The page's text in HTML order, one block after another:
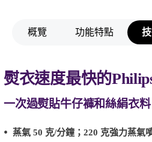
概覽 功能特點
熨衣速度最快的
一次過熨貼牛仔褲和絲絹衣料
蒸氣 50 克/分鐘；220 克強力蒸氣